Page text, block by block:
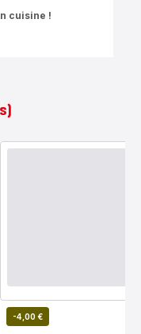
cuisine !
-4,00 €